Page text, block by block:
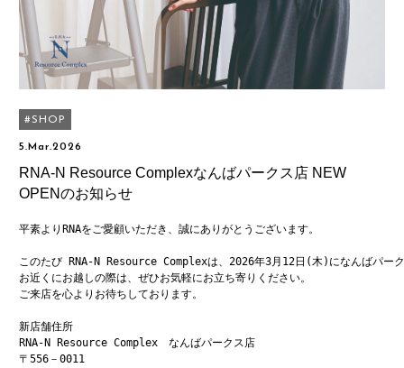
SHOP
5.Mar.2026
RNA-N Resource Complexなんばパークス店 NEW
OPENのお知らせ
平素よりRNAをご愛顧いただき、誠にありがとうございます。
このたび RNA-N Resource Complexは、2026年3月12日(木)になんばパー
お近くにお越しの際は、ぜひお気軽にお立ち寄りください。
ご来店を心よりお待ちしております。
新店舗住所
RNA-N Resource Complex　なんばパークス店
〒556－0011